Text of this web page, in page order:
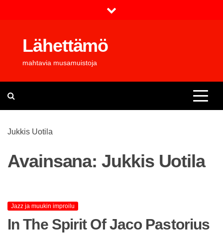
Lähettämö
mahtavia musamuistoja
Jukkis Uotila
Avainsana:Jukkis Uotila
Jazz ja muukin improilu
In The Spirit Of Jaco Pastorius